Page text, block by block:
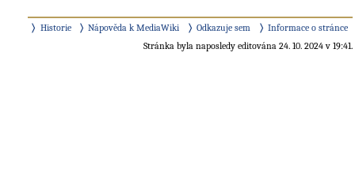
Historie Nápověda k MediaWiki Odkazuje sem
Informace o stránce
Stránka byla naposledy editována 24. 10. 2024 v 19:41.